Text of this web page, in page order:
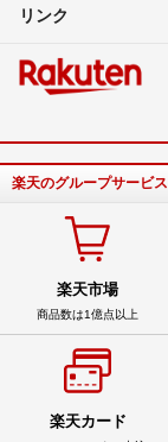
リンク
楽天のグループサービス
楽天市場
商品数は1億点以上
楽天カード